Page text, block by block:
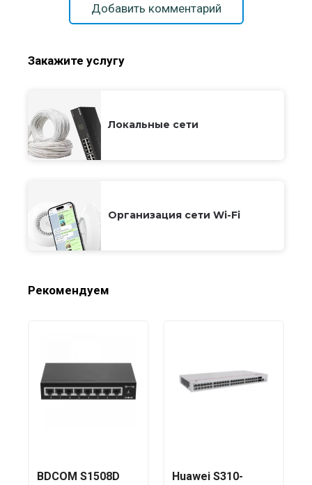
Закажите услугу
Локальные сети
Организация сети Wi-Fi
Рекомендуем
BDCOM S1508D
Huawei S310-
Добавить комментарий